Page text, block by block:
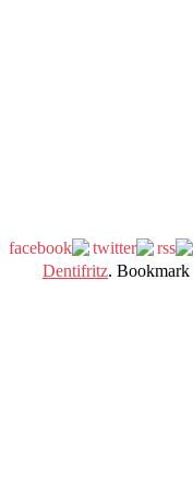
Dentifritz. Bookmark